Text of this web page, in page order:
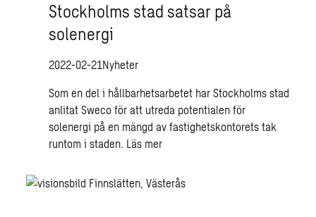
Stockholms stad satsar på
solenergi
2022-02-21Nyheter
Som en del i hållbarhetsarbetet har Stockholms stad
anlitat Sweco för att utreda potentialen för
solenergi på en mängd av fastighetskontorets tak
runtom i staden. Läs mer